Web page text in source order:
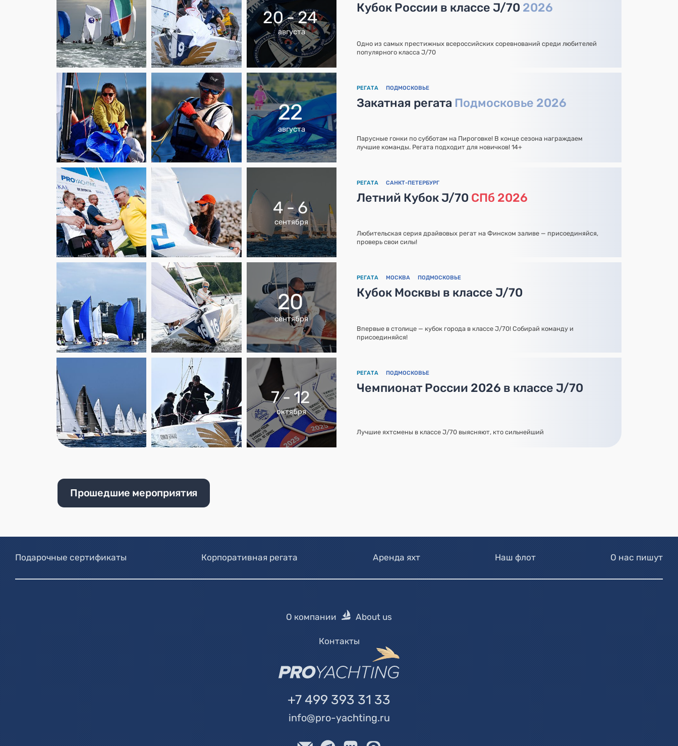
20 - 24
августа
Кубок России в классе J/70 2026
Одно из самых престижных всероссийских соревнований среди любителей
популярного класса J/70
22
августа
РЕГАТА ПОДМОСКОВЬЕ
Закатная регата Подмосковье 2026
Парусные гонки по субботам на Пироговке! В конце сезона награждаем
лучшие команды. Регата подходит для новичков! 14+
4 - 6
сентября
РЕГАТА САНКТ-ПЕТЕРБУРГ
Летний Кубок J/70 СПб 2026
Любительская серия драйвовых регат на Финском заливе — присоединяйся,
проверь свои силы!
20
сентября
РЕГАТА МОСКВА ПОДМОСКОВЬЕ
Кубок Москвы в классе J/70
Впервые в столице — кубок города в классе J/70! Собирай команду и
присоединяйся!
7 - 12
октября
РЕГАТА ПОДМОСКОВЬЕ
Чемпионат России 2026 в классе J/70
Лучшие яхтсмены в классе J/70 выясняют, кто сильнейший
Прошедшие мероприятия
Подарочные сертификаты Корпоративная регата Аренда яхт Наш флот О нас пишут
О компании About us
Контакты
+7 499 393 31 33
info@pro-yachting.ru